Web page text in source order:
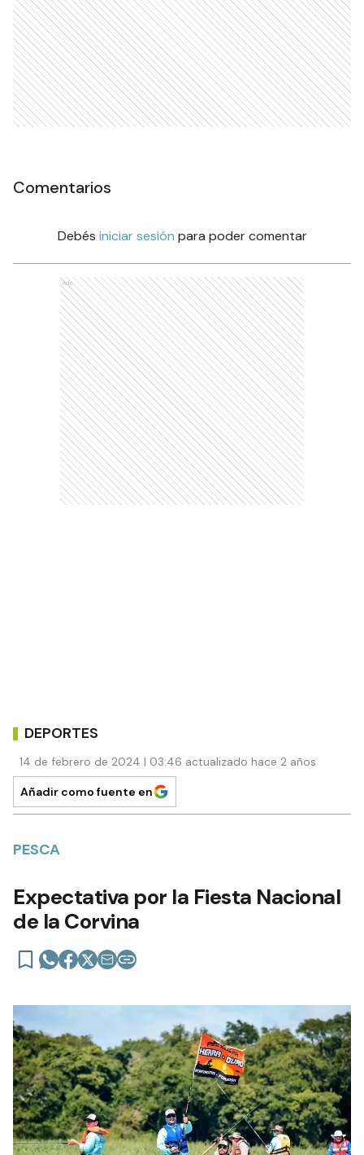
Comentarios
Debés iniciar sesión para poder comentar
Ads
DEPORTES
14 de febrero de 2024 | 03:46 actualizado hace 2 años
Añadir como fuente en
PESCA
Expectativa por la Fiesta Nacional
de la Corvina